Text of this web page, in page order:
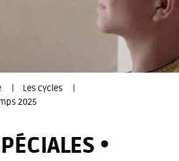
Les cycles
2025
•